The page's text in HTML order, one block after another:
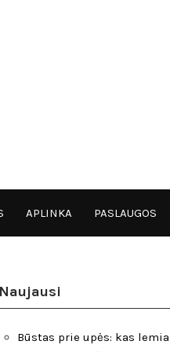
APLINKA PASLAUGOS
Naujausi
Būstas prie upės: kas lemia